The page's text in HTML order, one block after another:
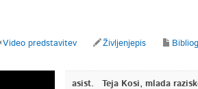
Video predstavitev Življenjepis
asist. Teja Kosi, mlada